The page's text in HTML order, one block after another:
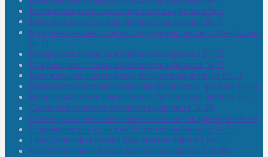
Киебаковская сельская библиотека-филиал № 9
Кокушевская сельская библиотека-филиал № 4
Краснохолмская сельская модельная библиотека-филиал
№ 21
Кутеремская сельская библиотека-филиал № 22
Кучашевская сельская библиотека-филиал № 11
Малокачаковская сельская библиотека-филиал № 12
Нижнекачмашевская сельская библиотека-филиал № 14
Новокильбахтинская сельская библиотека-филиал № 19
Сазовская сельская библиотека-филиал № 20
Староорьебашевская сельская библиотека-филиал № 16
Старояшевская сельская библиотека-филиал № 17
Тюльдинская сельская библиотека-филиал № 18
Чилибеевская сельская библиотека-филиал № 10